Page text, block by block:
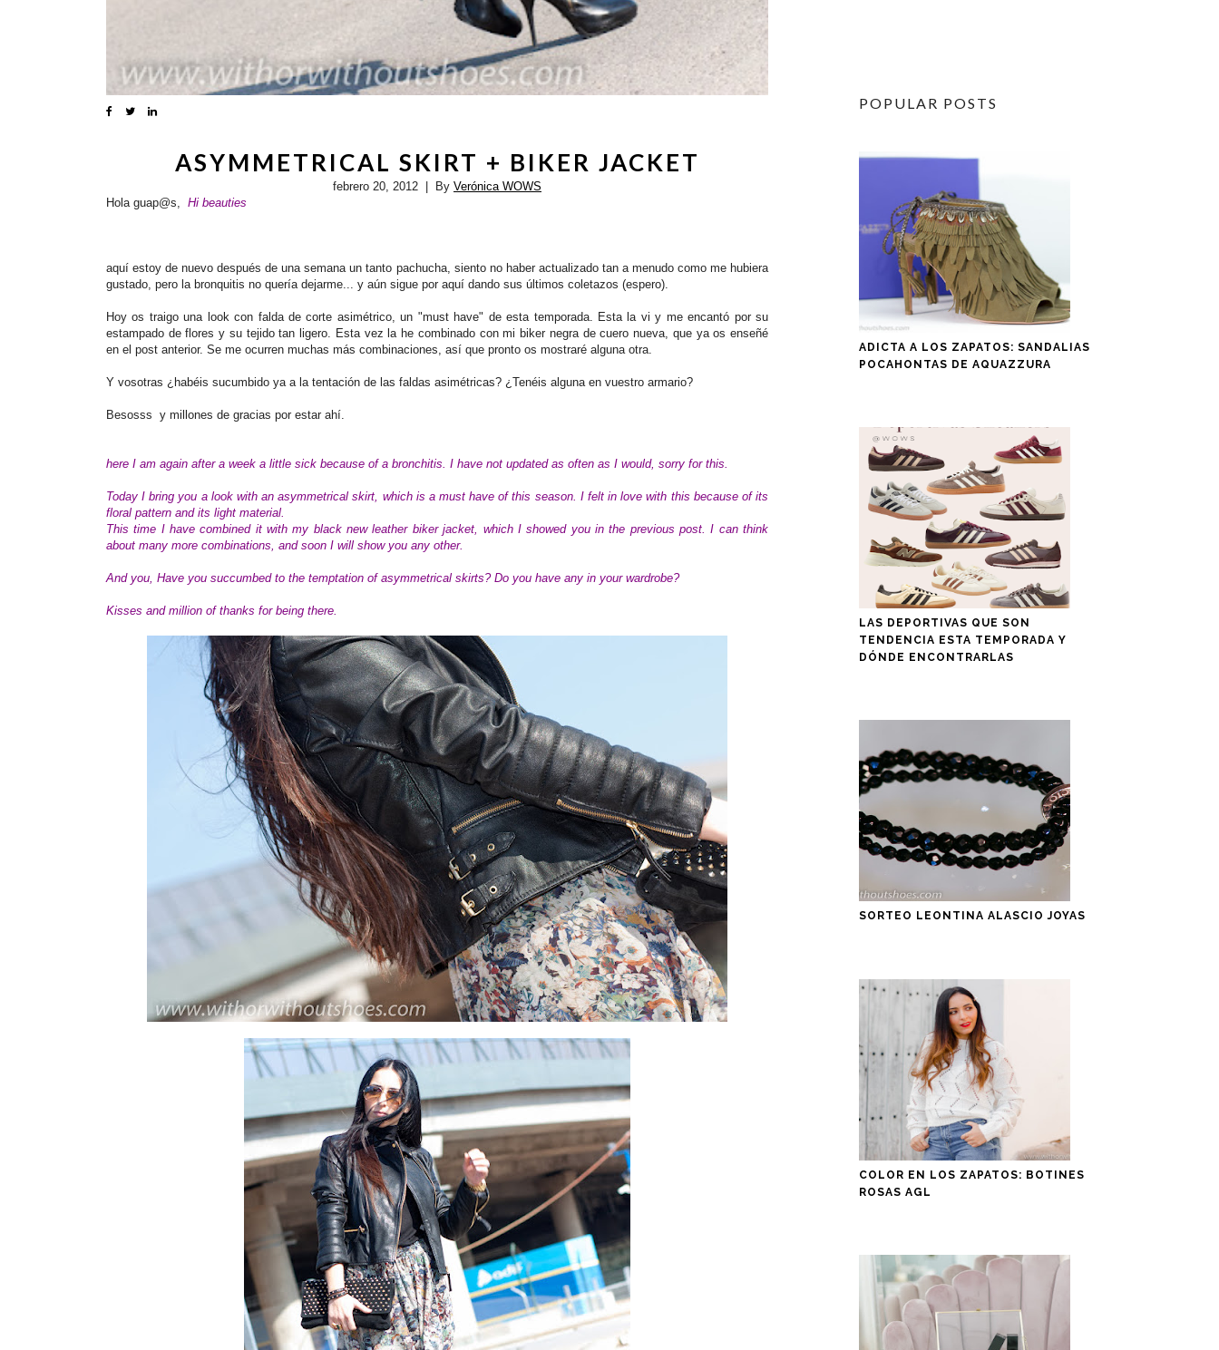
ASYMMETRICAL SKIRT + BIKER JACKET
febrero 20, 2012 | By Verónica WOWS
Hola guap@s, Hi beauties
aquí estoy de nuevo después de una semana un tanto pachucha, siento no haber actualizado tan a menudo como me hubiera
gustado, pero la bronquitis no quería dejarme... y aún sigue por aquí dando sus últimos coletazos (espero).
Hoy os traigo una look con falda de corte asimétrico, un "must have" de esta temporada. Esta la vi y me encantó por su
estampado de flores y su tejido tan ligero. Esta vez la he combinado con mi biker negra de cuero nueva, que ya os enseñé
en el post anterior. Se me ocurren muchas más combinaciones, así que pronto os mostraré alguna otra.
Y vosotras ¿habéis sucumbido ya a la tentación de las faldas asimétricas? ¿Tenéis alguna en vuestro armario?
Besosss y millones de gracias por estar ahí.
here I am again after a week a little sick because of a bronchitis. I have not updated as often as I would, sorry for this.
Today I bring you a look with an asymmetrical skirt, which is a must have of this season. I felt in love with this because of its
floral pattern and its light material.
This time I have combined it with my black new leather biker jacket, which I showed you in the previous post.I can think
about many more combinations, and soon I will show you any other.
And you, Have you succumbed to the temptation of asymmetrical skirts? Do you have any in your wardrobe?
Kisses and million of thanks for being there.
POPULAR POSTS
ADICTA A LOS ZAPATOS: SANDALIAS
POCAHONTAS DE AQUAZZURA
LAS DEPORTIVAS QUE SON
TENDENCIA ESTA TEMPORADA Y
DÓNDE ENCONTRARLAS
SORTEO LEONTINA ALASCIO JOYAS
COLOR EN LOS ZAPATOS: BOTINES
ROSAS AGL